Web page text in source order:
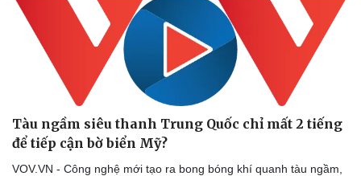
Tàu ngầm siêu thanh Trung Quốc chỉ mất 2 tiếng
để tiếp cận bờ biển Mỹ?
VOV.VN - Công nghệ mới tạo ra bong bóng khí quanh tàu ngầm,